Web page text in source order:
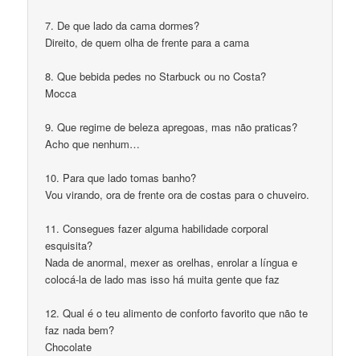
7. De que lado da cama dormes?
Direito, de quem olha de frente para a cama
8. Que bebida pedes no Starbuck ou no Costa?
Mocca
9. Que regime de beleza apregoas, mas não praticas?
Acho que nenhum…
10. Para que lado tomas banho?
Vou virando, ora de frente ora de costas para o chuveiro.
11. Consegues fazer alguma habilidade corporal
esquisita?
Nada de anormal, mexer as orelhas, enrolar a língua e
colocá-la de lado mas isso há muita gente que faz
12. Qual é o teu alimento de conforto favorito que não te
faz nada bem?
Chocolate